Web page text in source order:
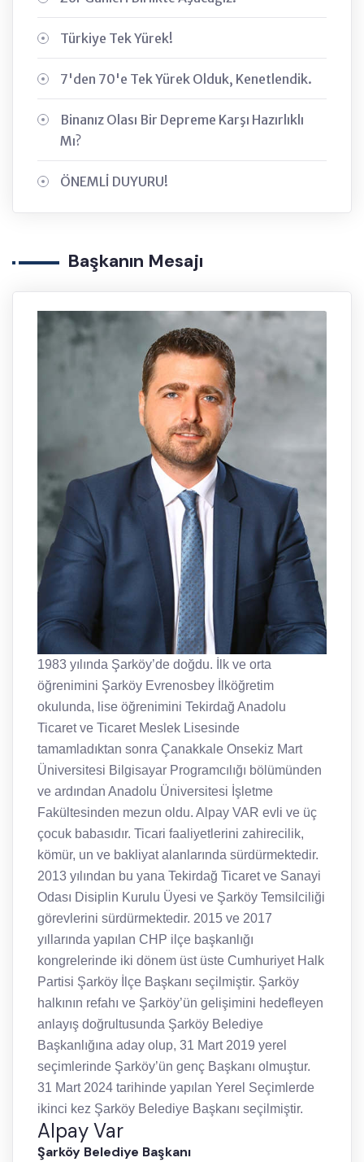
Türkiye Tek Yürek!
7'den 70'e Tek Yürek Olduk, Kenetlendik.
Binanız Olası Bir Depreme Karşı Hazırlıklı
Mı?
ÖNEMLİ DUYURU!
Başkanın Mesajı
1983 yılında Şarköy’de doğdu. İlk ve orta
öğrenimini Şarköy Evrenosbey İlköğretim
okulunda, lise öğrenimini Tekirdağ Anadolu
Ticaret ve Ticaret Meslek Lisesinde
tamamladıktan sonra Çanakkale Onsekiz Mart
Üniversitesi Bilgisayar Programcılığı bölümünden
ve ardından Anadolu Üniversitesi İşletme
Fakültesinden mezun oldu. Alpay VAR evli ve üç
çocuk babasıdır. Ticari faaliyetlerini zahirecilik,
kömür, un ve bakliyat alanlarında sürdürmektedir.
2013 yılından bu yana Tekirdağ Ticaret ve Sanayi
Odası Disiplin Kurulu Üyesi ve Şarköy Temsilciliği
görevlerini sürdürmektedir. 2015 ve 2017
yıllarında yapılan CHP ilçe başkanlığı
kongrelerinde iki dönem üst üste Cumhuriyet Halk
Partisi Şarköy İlçe Başkanı seçilmiştir. Şarköy
halkının refahı ve Şarköy’ün gelişimini hedefleyen
anlayış doğrultusunda Şarköy Belediye
Başkanlığına aday olup, 31 Mart 2019 yerel
seçimlerinde Şarköy’ün genç Başkanı olmuştur.
31 Mart 2024 tarihinde yapılan Yerel Seçimlerde
ikinci kez Şarköy Belediye Başkanı seçilmiştir.
Alpay Var
Şarköy Belediye Başkanı